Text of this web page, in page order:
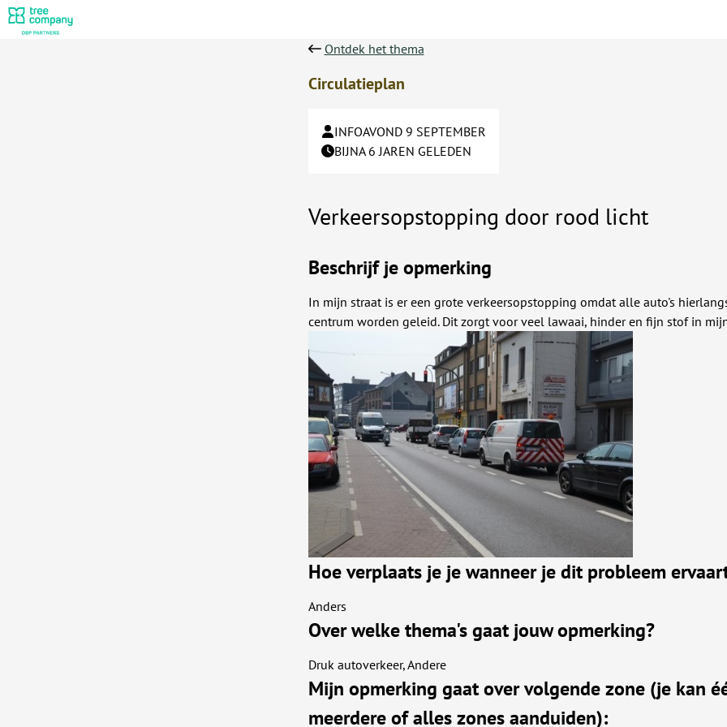
Ontdek het thema
Circulatieplan
INFOAVOND 9 SEPTEMBER
BIJNA 6 JAREN GELEDEN
Verkeersopstopping door rood licht
Beschrijf je opmerking
In mijn straat is er een grote verkeersopstopping omdat alle auto's
centrum worden geleid. Dit zorgt voor veel lawaai, hinder en fijn stof in
Hoe verplaats je je wanneer je dit probleem
Anders
Over welke thema's gaat jouw opmerking?
Druk autoverkeer, Andere
Mijn opmerking gaat over volgende zone (je kan
meerdere of alles zones aanduiden):